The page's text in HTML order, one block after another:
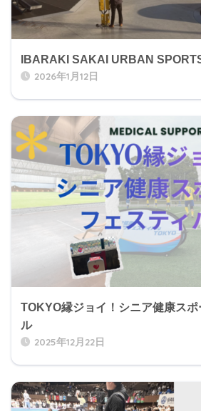
IBARAKI SAKAI URBAN
2026年1月12日
TOKYO縁ジョイ！シニア健康ス
ル
2025年12月22日